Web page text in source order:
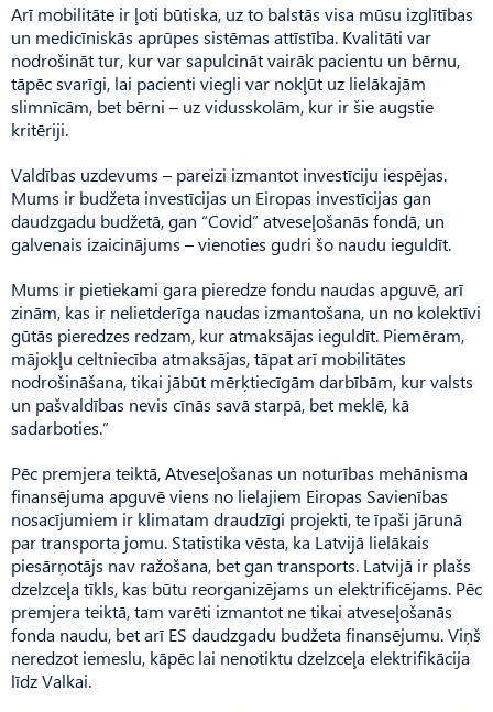
Arī mobilitāte ir ļoti būtiska, uz to balstās visa mūsu izglītības
un medicīniskās aprūpes sistēmas attīstība. Kvalitāti var
nodrošināt tur, kur var sapulcināt vairāk pacientu un bērnu,
tāpēc svarīgi, lai pacienti viegli var nokļūt uz lielākajām
slimnīcām, bet bērni – uz vidusskolām, kur ir šie augstie
kritēriji.
Valdības uzdevums – pareizi izmantot investīciju iespējas.
Mums ir budžeta investīcijas un Eiropas investīcijas gan
daudzgadu budžetā, gan “Covid” atveseļošanās fondā, un
galvenais izaicinājums – vienoties gudri šo naudu ieguldīt.
Mums ir pietiekami gara pieredze fondu naudas apguvē, arī
zinām, kas ir nelietderīga naudas izmantošana, un no kolektīvi
gūtās pieredzes redzam, kur atmaksājas ieguldīt. Piemēram,
mājokļu celt­niecība atmaksājas, tāpat arī mobilitātes
nodrošināšana, tikai jābūt mērķtiecīgām darbībām, kur valsts
un pašvaldības nevis cīnās savā starpā, bet meklē, kā
sadarboties.”
Pēc premjera teiktā, Atve­seļošanas un noturības mehānisma
finansējuma apguvē viens no lielajiem Eiropas Savienības
nosacījumiem ir klimatam draudzīgi projekti, te īpaši jārunā
par transporta jomu. Statistika vēsta, ka Latvijā lielākais
piesārņotājs nav ražošana, bet gan transports. Latvijā ir plašs
dzelzceļa tīkls, kas būtu reorganizējams un elektrificējams. Pēc
premjera teiktā, tam varēti izmantot ne tikai atveseļošanās
fonda naudu, bet arī ES daudzgadu budžeta finansējumu. Viņš
neredzot iemeslu, kāpēc lai nenotiktu dzelzceļa elektrifikācija
līdz Valkai.